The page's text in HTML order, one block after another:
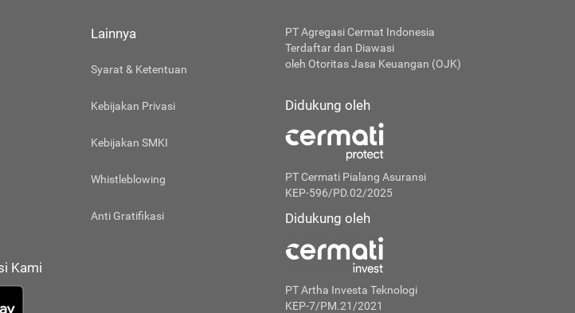
Lainnya
Syarat & Ketentuan
Kebijakan Privasi
Kebijakan SMKI
Whistleblowing
Anti Gratifikasi
Kami
PT Agregasi Cermat Indonesia
Terdaftar dan Diawasi
oleh Otoritas Jasa Keuangan (OJK)
Didukung oleh
PT Cermati Pialang Asuransi
KEP-596/PD.02/2025
Didukung oleh
PT Artha Investa Teknologi
KEP-7/PM.21/2021